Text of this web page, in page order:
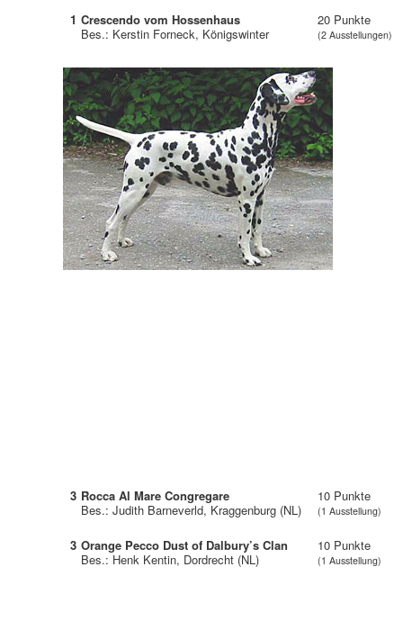
1 Crescendo vom Hossenhaus
Bes.: Kerstin Forneck, Königswinter
20 Punkte
(2 Ausstellungen)
3 Rocca Al Mare Congregare
Bes.: Judith Barneverld, Kraggenburg (NL)
10 Punkte
(1 Ausstellung)
3 Orange Pecco Dust of Dalbury’s Clan
Bes.: Henk Kentin, Dordrecht (NL)
10 Punkte
(1 Ausstellung)